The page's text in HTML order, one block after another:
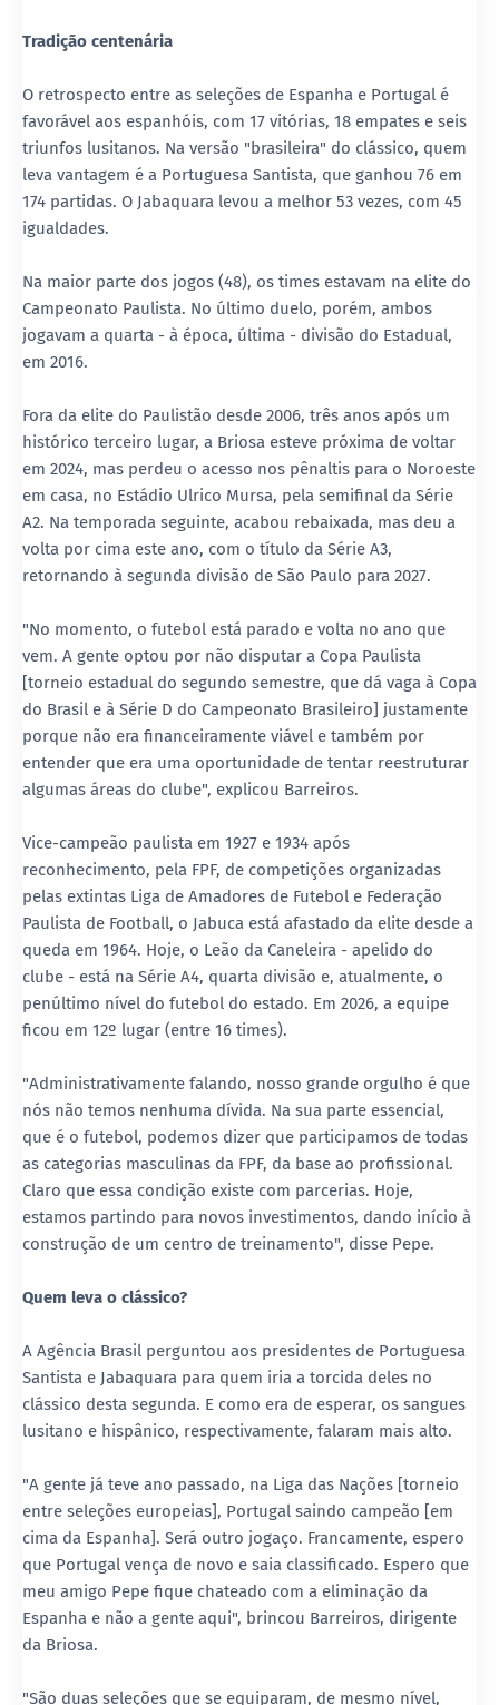
Tradição centenária
O retrospecto entre as seleções de Espanha e Portugal é
favorável aos espanhóis, com 17 vitórias, 18 empates e seis
triunfos lusitanos. Na versão "brasileira" do clássico, quem
leva vantagem é a Portuguesa Santista, que ganhou 76 em
174 partidas. O Jabaquara levou a melhor 53 vezes, com 45
igualdades.
Na maior parte dos jogos (48), os times estavam na elite do
Campeonato Paulista. No último duelo, porém, ambos
jogavam a quarta - à época, última - divisão do Estadual,
em 2016.
Fora da elite do Paulistão desde 2006, três anos após um
histórico terceiro lugar, a Briosa esteve próxima de voltar
em 2024, mas perdeu o acesso nos pênaltis para o Noroeste
em casa, no Estádio Ulrico Mursa, pela semifinal da Série
A2. Na temporada seguinte, acabou rebaixada, mas deu a
volta por cima este ano, com o título da Série A3,
retornando à segunda divisão de São Paulo para 2027.
"No momento, o futebol está parado e volta no ano que
vem. A gente optou por não disputar a Copa Paulista
[torneio estadual do segundo semestre, que dá vaga à Copa
do Brasil e à Série D do Campeonato Brasileiro] justamente
porque não era financeiramente viável e também por
entender que era uma oportunidade de tentar reestruturar
algumas áreas do clube", explicou Barreiros.
Vice-campeão paulista em 1927 e 1934 após
reconhecimento, pela FPF, de competições organizadas
pelas extintas Liga de Amadores de Futebol e Federação
Paulista de Football, o Jabuca está afastado da elite desde a
queda em 1964. Hoje, o Leão da Caneleira - apelido do
clube - está na Série A4, quarta divisão e, atualmente, o
penúltimo nível do futebol do estado. Em 2026, a equipe
ficou em 12º lugar (entre 16 times).
"Administrativamente falando, nosso grande orgulho é que
nós não temos nenhuma dívida. Na sua parte essencial,
que é o futebol, podemos dizer que participamos de todas
as categorias masculinas da FPF, da base ao profissional.
Claro que essa condição existe com parcerias. Hoje,
estamos partindo para novos investimentos, dando início à
construção de um centro de treinamento", disse Pepe.
Quem leva o clássico?
A Agência Brasil perguntou aos presidentes de Portuguesa
Santista e Jabaquara para quem iria a torcida deles no
clássico desta segunda. E como era de esperar, os sangues
lusitano e hispânico, respectivamente, falaram mais alto.
"A gente já teve ano passado, na Liga das Nações [torneio
entre seleções europeias], Portugal saindo campeão [em
cima da Espanha]. Será outro jogaço. Francamente, espero
que Portugal vença de novo e saia classificado. Espero que
meu amigo Pepe fique chateado com a eliminação da
Espanha e não a gente aqui", brincou Barreiros, dirigente
da Briosa.
"São duas seleções que se equiparam, de mesmo nível,